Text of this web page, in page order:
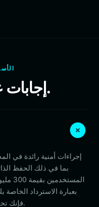
إجابات على أسئلتك.
بما في ذلك الحفظ
بعبارة الاسترداد
فإنك تحتفظ بالسيطرة الكاملة على أصولك.